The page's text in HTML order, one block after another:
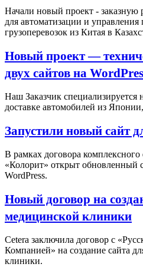
Начали новый проект - заказную
для автоматизации и
грузоперевозок из Китая в
Новый проект —
двух сайтов на
Наш Заказчик специализируется
доставке автомобилей из
Запустили новый сайт
В рамках договора
«Колорит» открыт обновленный
WordPress.
Новый договор на
медицинской клиники
Cetera заключила договор с
Компанией» на создание сайта
клиники.